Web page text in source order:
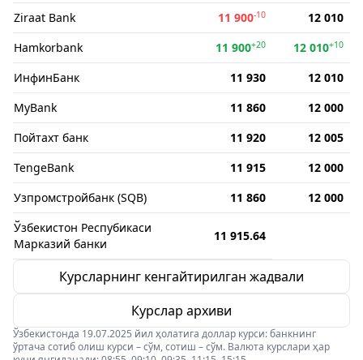
Ziraat Bank
11 900-10
12 010
Hamkorbank
11 900+20 12 010+10
ИнфинБанк 11 930
12 010
MyBank
11 860
12 000
Пойтахт банк
11 920
12 005
TengeBank
11 915
12 000
Узпромстройбанк (SQB)
11 860
12 000
Ўзбекистон Респубикаси
Марказий банки
11 915.64
Курсларнинг кенгайтирилган жадвали
Курслар архиви
Ўзбекистонда 19.07.2025 йил ҳолатига доллар курси: банкнинг
ўртача сотиб олиш курси – сўм, сотиш – сўм. Валюта курслари ҳар